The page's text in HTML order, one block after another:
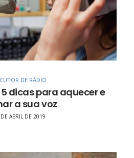
DE RÁDIO
dicas para aquecer e
a sua voz
ABRIL DE 2019